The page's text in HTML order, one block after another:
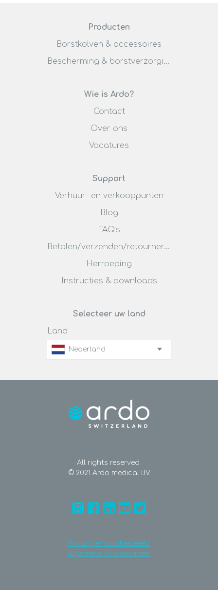
Producten
Borstkolven & accessoires
Bescherming & borstverzorging
Wie is Ardo?
Contact
Over ons
Vacatures
Support
Verhuur- en verkooppunten
Blog
FAQ’s
Betalen/verzenden/retourneren
Herroeping
Instructies & downloads
Selecteer uw land
Land
Nederland
All rights reserved
© 2021 Ardo medical BV
Privacy en cookiebeleid
Algemene voorwaarden